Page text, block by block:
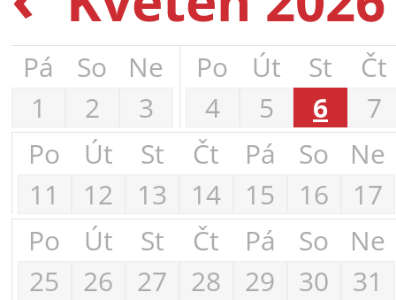
Pá So
Ne
1
2 3
Po Út St
Čt
4
5 6
7
Po
Út St Čt Pá So
Ne
11
12 13 14 15 16
17
Po
Út St Čt Pá So
Ne
25
26 27 28 29 30 31